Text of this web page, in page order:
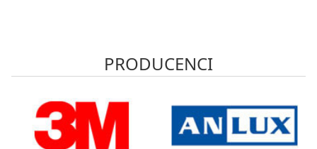
PRODUCENCI